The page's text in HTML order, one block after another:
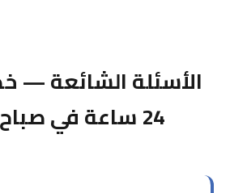
الأسئلة الشائعة —
24 ساعة في صباح السالم